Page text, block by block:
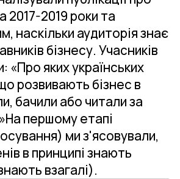
2017-2019 роки та
наскільки аудиторія знає
бізнесу. Учасників
«Про яких українських
розвивають бізнес в
бачили або читали за
першому етапі
ми з'ясовували,
в принципі знають
взагалі).